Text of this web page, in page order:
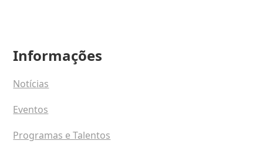
Informações
Notícias
Eventos
Programas e Talentos